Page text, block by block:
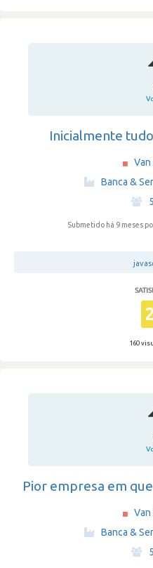
Inicialmente
Van
Banca &
Submetido há 9 meses
160
Pior empresa em
Van
Banca &